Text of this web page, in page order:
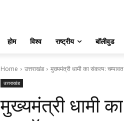
होम विश्व राष्ट्रीय बॉलीवुड
Home उत्तराखंड मुख्यमंत्री धामी का संकल्प:
उत्तराखंड
मुख्यमंत्री धामी